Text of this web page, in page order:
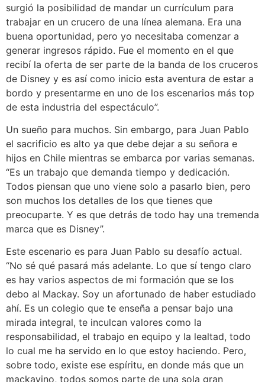
surgió la posibilidad de mandar un currículum para
trabajar en un crucero de una línea alemana. Era una
buena oportunidad, pero yo necesitaba comenzar a
generar ingresos rápido. Fue el momento en el que
recibí la oferta de ser parte de la banda de los cruceros
de Disney y es así como inicio esta aventura de estar a
bordo y presentarme en uno de los escenarios más top
de esta industria del espectáculo”.
Un sueño para muchos. Sin embargo, para Juan Pablo
el sacrificio es alto ya que debe dejar a su señora e
hijos en Chile mientras se embarca por varias semanas.
“Es un trabajo que demanda tiempo y dedicación.
Todos piensan que uno viene solo a pasarlo bien, pero
son muchos los detalles de los que tienes que
preocuparte. Y es que detrás de todo hay una tremenda
marca que es Disney”.
Este escenario es para Juan Pablo su desafío actual.
“No sé qué pasará más adelante. Lo que sí tengo claro
es hay varios aspectos de mi formación que se los
debo al Mackay. Soy un afortunado de haber estudiado
ahí. Es un colegio que te enseña a pensar bajo una
mirada integral, te inculcan valores como la
responsabilidad, el trabajo en equipo y la lealtad, todo
lo cual me ha servido en lo que estoy haciendo. Pero,
sobre todo, existe ese espíritu, en donde más que un
mackayino, todos somos parte de una sola gran